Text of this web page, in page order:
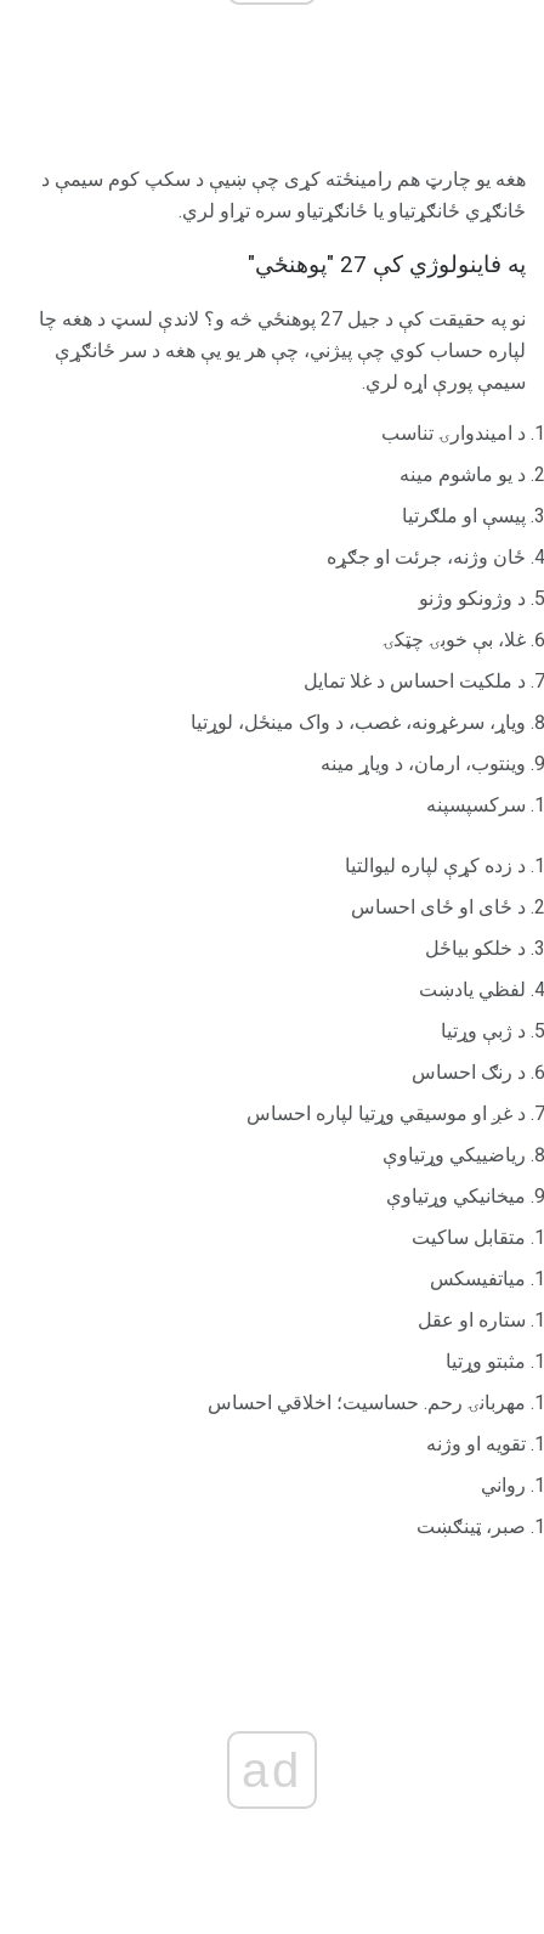
هغه یو چارټ هم رامینځته کړی چې ښیې د سکپ کوم سیمې د
ځانګړي ځانګړتیاو یا ځانګړتیاو سره تړاو لري.
په فاینولوژي کې 27 "پوهنځي"
نو په حقیقت کې د جیل 27 پوهنځي څه و؟ لاندې لسټ د هغه چا
لپاره حساب کوي چې پیژني، چې هر یو یې هغه د سر ځانګړې
سیمې پورې اړه لري.
د امیندوارۍ تناسب
د یو ماشوم مینه
پیسې او ملګرتیا
ځان وژنه، جرئت او جګړه
د وژونکو وژنو
غلا، بې خوبۍ چټکۍ
د ملکیت احساس د غلا تمایل
ویاړ، سرغړونه، غصب، د واک مینځل، لوړتیا
وینتوب، ارمان، د ویاړ مینه
سرکسپسپنه
د زده کړې لپاره لیوالتیا
د ځای او ځای احساس
د خلکو بیاځل
لفظي یادښت
د ژبې وړتیا
د رنګ احساس
د غږ او موسیقي وړتیا لپاره احساس
ریاضيیکي وړتیاوې
میخانیکي وړتیاوې
متقابل ساکیت
میاتفیسکس
ستاره او عقل
مثبتو وړتیا
مهربانۍ رحم. حساسیت؛ اخلاقي احساس
تقویه او وژنه
رواني
صبر، ټینګښت
ad